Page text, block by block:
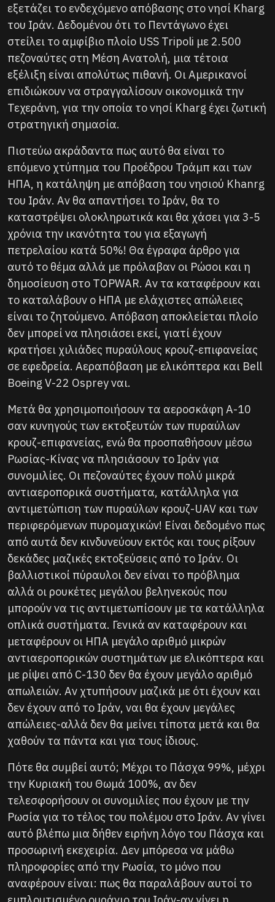
εξετάζει το ενδεχόμενο απόβασης στο νησί Kharg
του Ιράν. Δεδομένου ότι το Πεντάγωνο έχει
στείλει το αμφίβιο πλοίο USS Tripoli με 2.500
πεζοναύτες στη Μέση Ανατολή, μια τέτοια
εξέλιξη είναι απολύτως πιθανή. Οι Αμερικανοί
επιδιώκουν να στραγγαλίσουν οικονομικά την
Τεχεράνη, για την οποία το νησί Kharg έχει ζωτική
στρατηγική σημασία.
Πιστεύω ακράδαντα πως αυτό θα είναι το
επόμενο χτύπημα του Προέδρου Τράμπ και των
ΗΠΑ, η κατάληψη με απόβαση του νησιού Khanrg
του Ιράν. Αν θα απαντήσει το Ιράν, θα το
καταστρέψει ολοκληρωτικά και θα χάσει για 3-5
χρόνια την ικανότητα του για εξαγωγή
πετρελαίου κατά 50%! Θα έγραφα άρθρο για
αυτό το θέμα αλλά με πρόλαβαν οι Ρώσοι και η
δημοσίευση στο TOPWAR. Αν τα καταφέρουν και
το καταλάβουν ο ΗΠΑ με ελάχιστες απώλειες
είναι το ζητούμενο. Απόβαση αποκλείεται πλοίο
δεν μπορεί να πλησιάσει εκεί, γιατί έχουν
κρατήσει χιλιάδες πυραύλους κρουζ-επιφανείας
σε εφεδρεία. Αεραπόβαση με ελικόπτερα και Bell
Boeing V-22 Osprey ναι.
Μετά θα χρησιμοποιήσουν τα αεροσκάφη Α-10
σαν κυνηγούς των εκτοξευτών των πυραύλων
κρουζ-επιφανείας, ενώ θα προσπαθήσουν μέσω
Ρωσίας-Κίνας να πλησιάσουν το Ιράν για
συνομιλίες. Οι πεζοναύτες έχουν πολύ μικρά
αντιαεροπορικά συστήματα, κατάλληλα για
αντιμετώπιση των πυραύλων κρουζ-UAV και των
περιφερόμενων πυρομαχικών! Είναι δεδομένο πως
από αυτά δεν κινδυνεύουν εκτός και τους ρίξουν
δεκάδες μαζικές εκτοξεύσεις από το Ιράν. Οι
βαλλιστικοί πύραυλοι δεν είναι το πρόβλημα
αλλά οι ρουκέτες μεγάλου βεληνεκούς που
μπορούν να τις αντιμετωπίσουν με τα κατάλληλα
οπλικά συστήματα. Γενικά αν καταφέρουν και
μεταφέρουν οι ΗΠΑ μεγάλο αριθμό μικρών
αντιαεροπορικών συστημάτων με ελικόπτερα και
με ρίψει από C-130 δεν θα έχουν μεγάλο αριθμό
απωλειών. Αν χτυπήσουν μαζικά με ότι έχουν και
δεν έχουν από το Ιράν, ναι θα έχουν μεγάλες
απώλειες-αλλά δεν θα μείνει τίποτα μετά και θα
χαθούν τα πάντα και για τους ίδιους.
Πότε θα συμβεί αυτό; Μέχρι το Πάσχα 99%, μέχρι
την Κυριακή του Θωμά 100%, αν δεν
τελεσφορήσουν οι συνομιλίες που έχουν με την
Ρωσία για το τέλος του πολέμου στο Ιράν. Αν γίνει
αυτό βλέπω μια δήθεν ειρήνη λόγο του Πάσχα και
προσωρινή εκεχειρία. Δεν μπόρεσα να μάθω
πληροφορίες από την Ρωσία, το μόνο που
αναφέρουν είναι: πως θα παραλάβουν αυτοί το